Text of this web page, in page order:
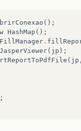
();
HashMap ();
.
JasperViewer( jp );
( jp